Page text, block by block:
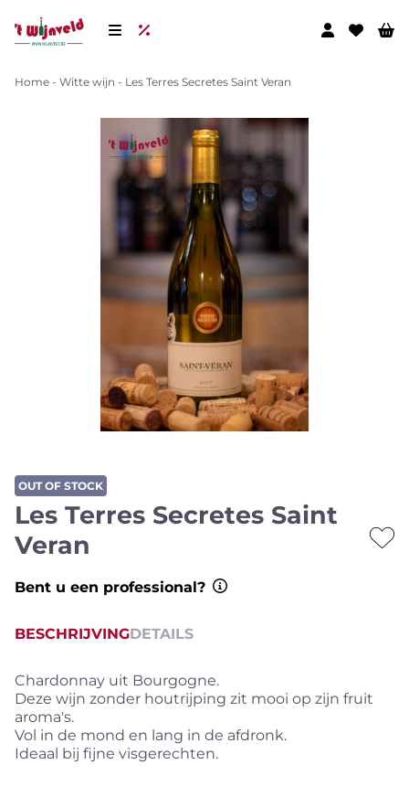
Home - Witte wijn - Les Terres Secretes Saint Veran
OUT OF STOCK
Les Terres Secretes Saint
Veran
Bent u een professional?
BESCHRIJVINGDETAILS
Chardonnay uit Bourgogne.
Deze wijn zonder houtrijping zit mooi op zijn fruit
aroma's.
Vol in de mond en lang in de afdronk.
Ideaal bij fijne visgerechten.